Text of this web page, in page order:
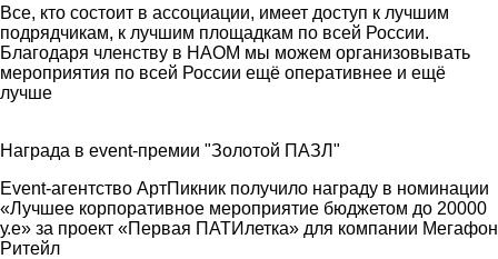
Все, кто состоит в ассоциации, имеет доступ к лучшим
подрядчикам, к лучшим площадкам по всей России.
Благодаря членству в НАОМ мы можем организовывать
мероприятия по всей России ещё оперативнее и ещё
лучше
Награда в event-премии "Золотой ПАЗЛ"
Event-агентство АртПикник получило награду в номинации
«Лучшее корпоративное мероприятие бюджетом до 20000
у.е» за проект «Первая ПАТИлетка» для компании Мегафон
Ритейл